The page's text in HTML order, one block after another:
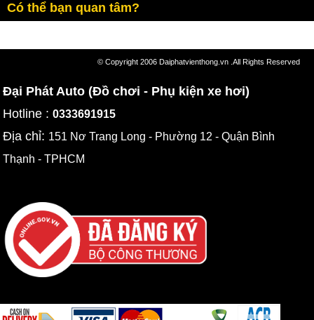
Có thể bạn quan tâm?
© Copyright 2006 Daiphatvienthong.vn .All Rights Reserved
Đại Phát Auto (Đồ chơi - Phụ kiện xe hơi)
Hotline :0333691915
Địa chỉ: 151 Nơ Trang Long - Phường 12 - Quận Bình
Thạnh - TPHCM